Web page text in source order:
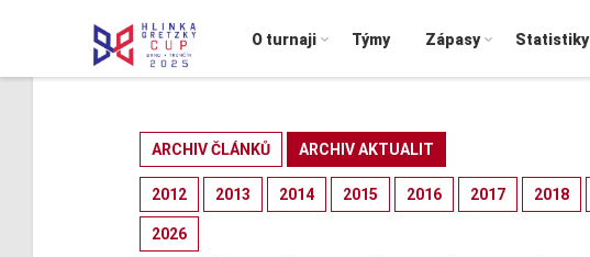
O turnaji Týmy Zápasy Statistiky
ARCHIV ČLÁNKŮ ARCHIV AKTUALIT
2012 2013 2014 2015 2016 2017 2018
2026